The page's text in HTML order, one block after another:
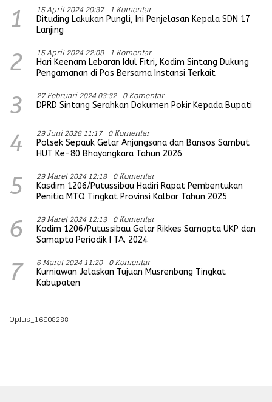
1 15 April 2024 20:37 1 Komentar
Dituding Lakukan Pungli, Ini Penjelasan Kepala SDN 17
Lanjing
2 15 April 2024 22:09 1 Komentar
Hari Keenam Lebaran Idul Fitri, Kodim Sintang Dukung
Pengamanan di Pos Bersama Instansi Terkait
3 27 Februari 2024 03:32 0 Komentar
DPRD Sintang Serahkan Dokumen Pokir Kepada Bupati
4 29 Juni 2026 11:17 0 Komentar
Polsek Sepauk Gelar Anjangsana dan Bansos Sambut
HUT Ke-80 Bhayangkara Tahun 2026
5 29 Maret 2024 12:18 0 Komentar
Kasdim 1206/Putussibau Hadiri Rapat Pembentukan
Penitia MTQ Tingkat Provinsi Kalbar Tahun 2025
6 29 Maret 2024 12:13 0 Komentar
Kodim 1206/Putussibau Gelar Rikkes Samapta UKP dan
Samapta Periodik I TA. 2024
7 6 Maret 2024 11:20 0 Komentar
Kurniawan Jelaskan Tujuan Musrenbang Tingkat
Kabupaten
Oplus_16908288